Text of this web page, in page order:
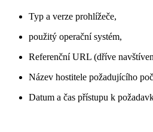
Typ a verze prohlížeče,
použitý operační systém,
Referenční URL (dříve
Název hostitele požadujícího
Datum a čas přístupu k